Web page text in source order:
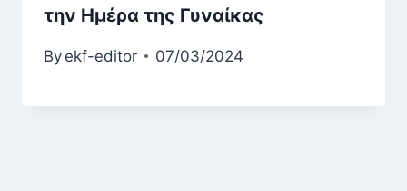
την Ημέρα της Γυναίκας
By ekf-editor 07/03/2024